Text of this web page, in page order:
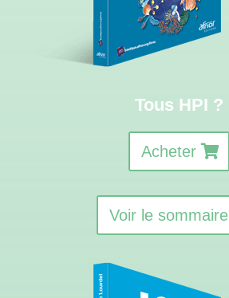
Tous HPI ?
Acheter
Voir le sommaire